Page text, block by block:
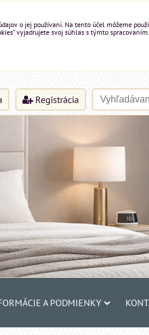
Registrácia
A PODMIENKY
o jej používaní. Na tento účel môžeme
vyjadrujete svoj súhlas s týmto